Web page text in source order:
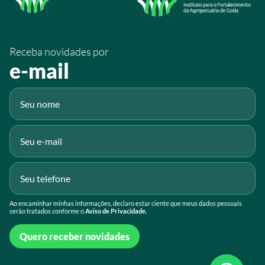
/SistemaFaeg
Fluig
Receba novidades por
e-mail
Ao encaminhar minhas informações, declaro estar ciente que meus dados pessoais
serão tratados conforme oAviso de Privacidade.
Quero receber novidades